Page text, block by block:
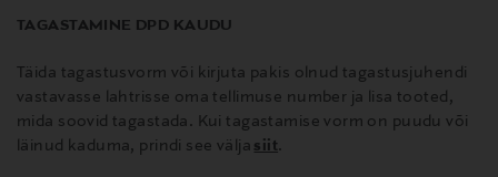
TAGASTAMINE DPD KAUDU
Täida tagastusvorm või kirjuta pakis olnud tagastusjuhendi
vastavasse lahtrisse oma tellimuse number ja lisa tooted,
mida soovid tagastada. Kui tagastamise vorm on puudu või
läinud kaduma, prindi see välja siit.